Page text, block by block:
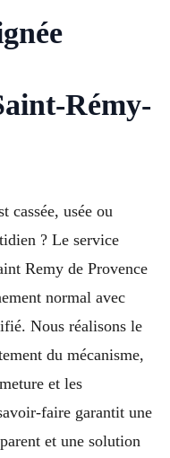
Rémy-
cassée, usée ou
? Le service
Remy de Provence
normal avec
Nous réalisons le
du mécanisme,
et les
faire garantit une
et une solution